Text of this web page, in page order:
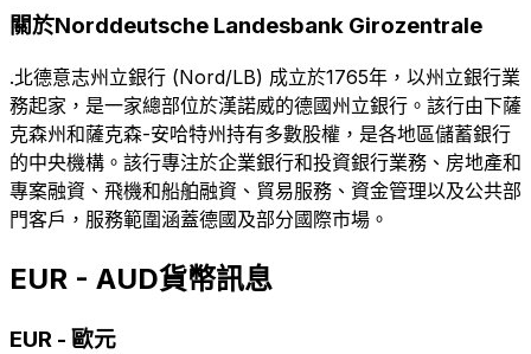
關於Norddeutsche Landesbank Girozentrale
.北德意志州立銀行 (Nord/LB) 成立於1765年，以州立銀行業
務起家，是一家總部位於漢諾威的德國州立銀行。該行由下薩
克森州和薩克森-安哈特州持有多數股權，是各地區儲蓄銀行
的中央機構。該行專注於企業銀行和投資銀行業務、房地產和
專案融資、飛機和船舶融資、貿易服務、資金管理以及公共部
門客戶，服務範圍涵蓋德國及部分國際市場。
EUR - AUD貨幣訊息
EUR - 歐元